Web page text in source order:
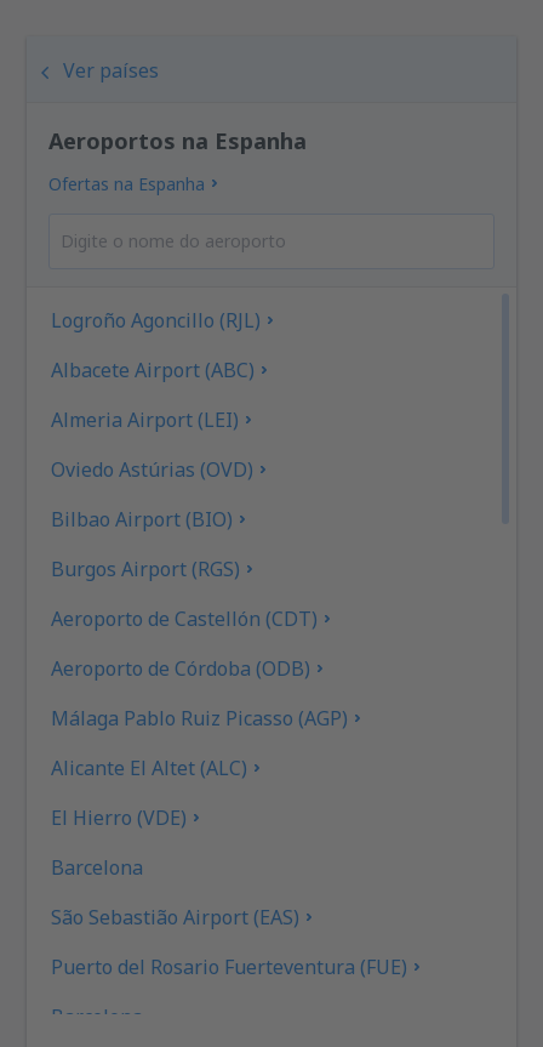
Ver países
Aeroportos na Espanha
Ofertas na Espanha
Logroño Agoncillo (RJL)
Albacete Airport (ABC)
Almeria Airport (LEI)
Oviedo Astúrias (OVD)
Bilbao Airport (BIO)
Burgos Airport (RGS)
Aeroporto de Castellón (CDT)
Aeroporto de Córdoba (ODB)
Málaga Pablo Ruiz Picasso (AGP)
Alicante El Altet (ALC)
El Hierro (VDE)
Barcelona
São Sebastião Airport (EAS)
Puerto del Rosario Fuerteventura (FUE)
Barcelona